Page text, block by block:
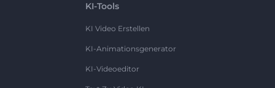
KI-Tools
KI Video Erstellen
KI-Animationsgenerator
KI-Videoeditor